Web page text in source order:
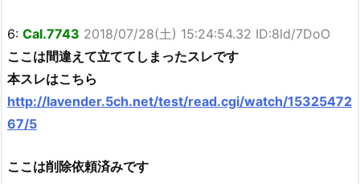
6: Cal.7743 2018/07/28(土) 15:24:54.32 ID:8ld/7DoO
ここは間違えて立ててしまったスレです
本スレはこちら
http://lavender.5ch.net/test/read.cgi/watch/15325472
67/5
ここは削除依頼済みです